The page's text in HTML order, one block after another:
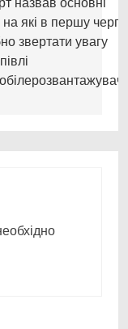
назвав основні
які в першу чергу
звертати увагу